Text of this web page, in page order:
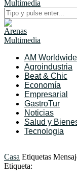
AM Worldwide
Agroindustria
Beat & Chic
Economía
Empresarial
GastroTur
Noticias
Salud y
Tecnologia
Casa Etiquetas
Etiqueta: